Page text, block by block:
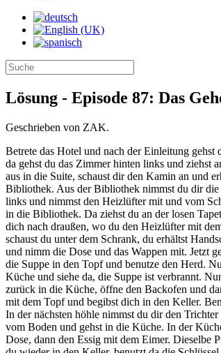
Lösung - Episode 87: Das
Geschrieben von ZAK.
Betrete das Hotel und nach der Einleitung gehst
da gehst du das Zimmer hinten links und ziehst
aus in die Suite, schaust dir den Kamin an und
Bibliothek. Aus der Bibliothek nimmst du dir die
links und nimmst den Heizlüfter mit und vom
in die Bibliothek. Da ziehst du an der losen
dich nach draußen, wo du den Heizlüfter mit
schaust du unter dem Schrank, du erhältst
und nimm die Dose und das Wappen mit. Jetzt
die Suppe in den Topf und benutze den Herd.
Küche und siehe da, die Suppe ist verbrannt.
zurück in die Küche, öffne den Backofen und
mit dem Topf und begibst dich in den Keller.
In der nächsten höhle nimmst du dir den
vom Boden und gehst in die Küche. In der
Dose, dann den Essig mit dem Eimer. Dieselbe